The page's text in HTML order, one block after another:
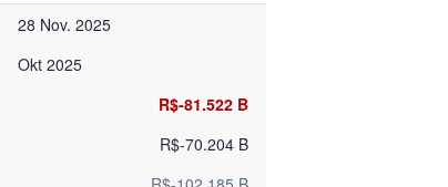
28 Nov. 2025
Okt 2025
R$-81.522 B
R$-70.204 B